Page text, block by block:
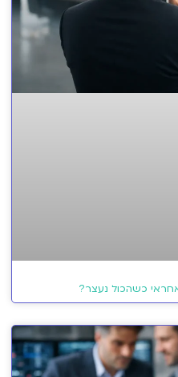
כשהכול נעצר?